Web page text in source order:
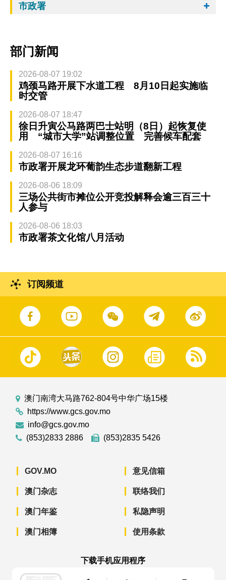
市政署
部门新闻
2026-08-07 19:02
鸡颈马路开展下水道工程 8月10日起实施临
时交管
2026-08-07 18:47
徐日升寅公马路两巴士站明（8日）起恢复使
用 “城市大学”站调整位置 完善候车配套
2026-08-07 16:16
市政署开展龙环葡韵生态步道翻新工程
2026-08-06 18:09
三场公共街市摊位公开竞投解释会逾三百三十
人参与
2026-08-06 18:03
市政署茶文化馆八月活动
订阅频道
澳门南湾大马路762-804号中华广场15楼
https://www.gcs.gov.mo
info@gcs.gov.mo
(853)2833 2886
(853)2835 5426
GOV.MO
澳门杂志
澳门年鉴
澳门相簿
意见信箱
联络我们
私隐声明
使用条款
下载手机应用程序